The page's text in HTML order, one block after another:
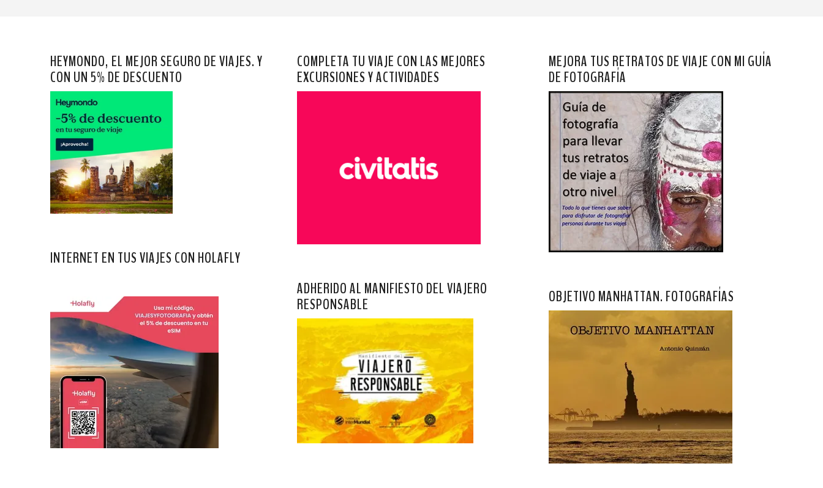
HEYMONDO, EL MEJOR SEGURO DE VIAJES. Y
CON UN 5% DE DESCUENTO
INTERNET EN TUS VIAJES CON HOLAFLY
COMPLETA TU VIAJE CON LAS MEJORES
EXCURSIONES Y ACTIVIDADES
ADHERIDO AL MANIFIESTO DEL VIAJERO
RESPONSABLE
MEJORA TUS RETRATOS DE VIAJE CON MI GUÍA
DE FOTOGRAFÍA
OBJETIVO MANHATTAN. FOTOGRAFÍAS